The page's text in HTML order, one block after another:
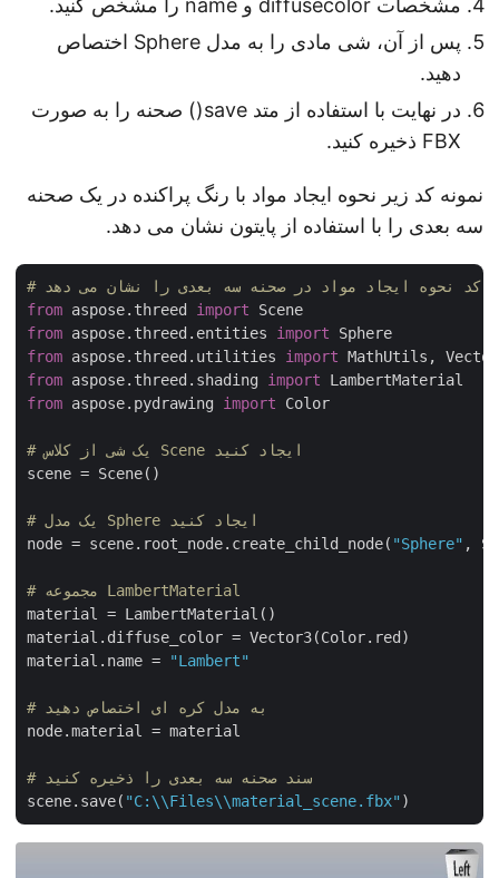
پس از آن، شی مادی را به مدل Sphere اختصاص
دهید.
در نهایت با استفاده از متد save() صحنه را به صورت
FBX ذخیره کنید.
نمونه کد زیر نحوه ایجاد مواد با رنگ پراکنده در یک صحنه
سه بعدی را با استفاده از پایتون نشان می دهد.
from aspose.threed import
from aspose.threed.entities import
from aspose.threed.utilities import
from aspose.threed.shading import
from aspose.pydrawing import Color
# یک شی از کلاس Scene ایجاد کنید
scene = Scene()
# یک مدل Sphere ایجاد کنید
node = scene.root_node.create_child_node("Sphere" ,
# مجموعه LambertMaterial
material = LambertMaterial()
material.diffuse_color = Vector3(Color.red)
material.name = "Lambert"
# به مدل کره ای اختصاص دهید
node.material = material
# سند صحنه سه بعدی را ذخیره کنید
scene.save("C:\\Files\\material_scene.fbx"